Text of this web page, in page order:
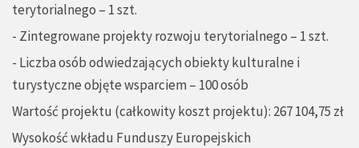
terytorialnego – 1 szt.
- Zintegrowane projekty rozwoju terytorialnego – 1 szt.
- Liczba osób odwiedzających obiekty kulturalne i
turystyczne objęte wsparciem – 100 osób
Wartość projektu (całkowity koszt projektu): 267 104,75 zł
Wysokość wkładu Funduszy Europejskich